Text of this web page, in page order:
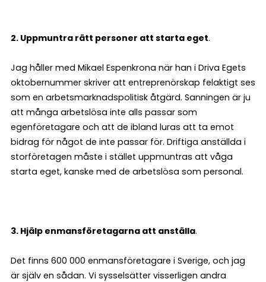
2. Uppmuntra rätt personer att starta eget.
Jag håller med Mikael Espenkrona när han i Driva Egets
oktobernummer skriver att entreprenörskap felaktigt ses
som en arbetsmarknadspolitisk åtgärd. Sanningen är ju
att många arbetslösa inte alls passar som
egenföretagare och att de ibland luras att ta emot
bidrag för något de inte passar för. Driftiga anställda i
storföretagen måste i stället uppmuntras att våga
starta eget, kanske med de arbetslösa som personal.
3. Hjälp enmansföretagarna att anställa.
Det finns 600 000 enmansföretagare i Sverige, och jag
är själv en sådan. Vi sysselsätter visserligen andra